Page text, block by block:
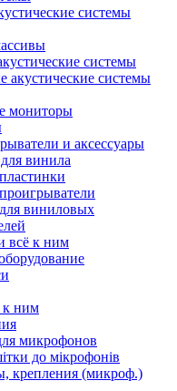
системы
системы
акустические системы
мониторы
и аксессуары
винила
виниловых
всё к ним
ним
микрофонов
до мікрофонів
крепления (микроф.)